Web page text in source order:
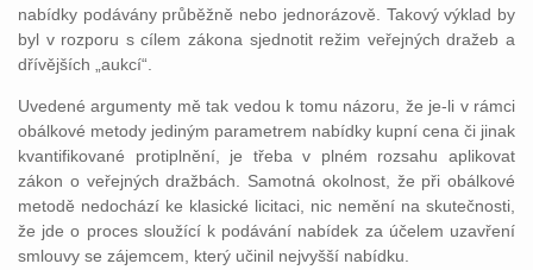
nabídky podávány průběžně nebo jednorázově. Takový výklad by
byl v rozporu s cílem zákona sjednotit režim veřejných dražeb a
dřívějších „aukcí“.
Uvedené argumenty mě tak vedou k tomu názoru, že je-li v rámci
obálkové metody jediným parametrem nabídky kupní cena či jinak
kvantifikované protiplnění, je třeba v plném rozsahu aplikovat
zákon o veřejných dražbách. Samotná okolnost, že při obálkové
metodě nedochází ke klasické licitaci, nic nemění na skutečnosti,
že jde o proces sloužící k podávání nabídek za účelem uzavření
smlouvy se zájemcem, který učinil nejvyšší nabídku.